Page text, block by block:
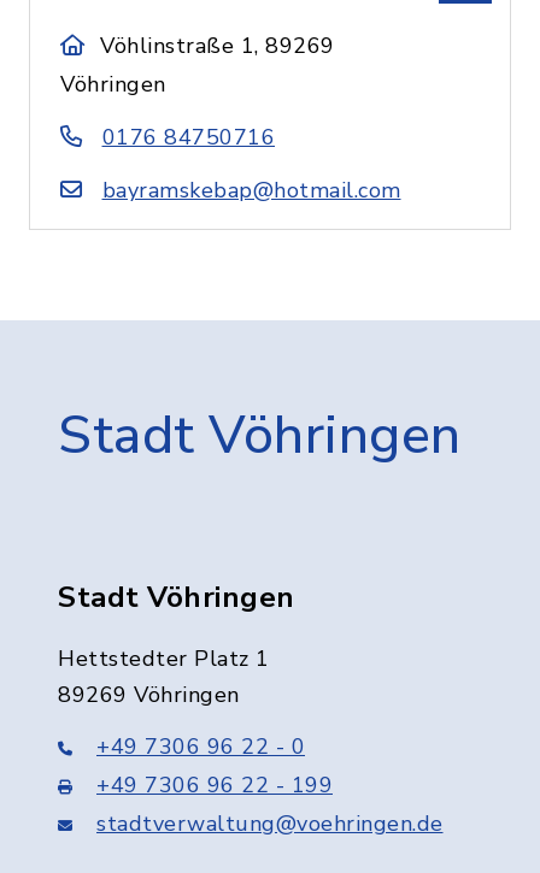
Vöhlinstraße 1, 89269
Vöhringen
0176 84750716
bayramskebap@hotmail.com
Stadt Vöhringen
Stadt Vöhringen
Hettstedter Platz 1
89269 Vöhringen
+49 7306 96 22 - 0
+49 7306 96 22 - 199
stadtverwaltung@voehringen.de